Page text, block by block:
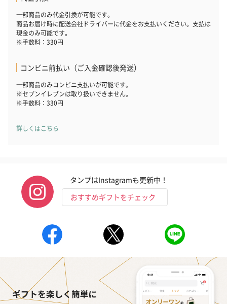
一部商品のみ代金引換が可能です。
商品お届け時に配送会社ドライバーに代金をお支払いください。支払は
現金のみ可能です。
※手数料：330円
コンビニ前払い（ご入金確認後発送）
一部商品のみコンビニ支払いが可能です。
※セブンイレブンは取り扱いできません。
※手数料：330円
詳しくはこちら
タンプはInstagramも更新中！
おすすめギフトをチェック